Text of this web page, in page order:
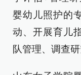
婴幼儿照护的
动、开展育儿
队管理、调查研